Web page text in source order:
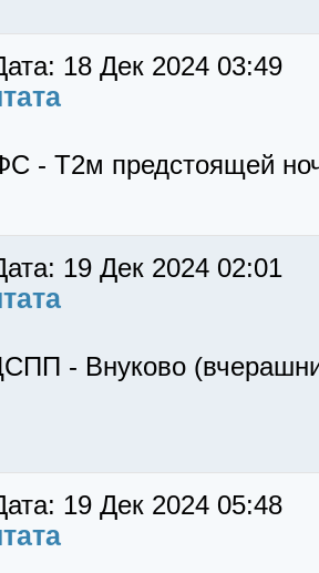
18 Дек 2024 03:49
- Т2м предстоящей
19 Дек 2024 02:01
- Внуково
19 Дек 2024 05:48